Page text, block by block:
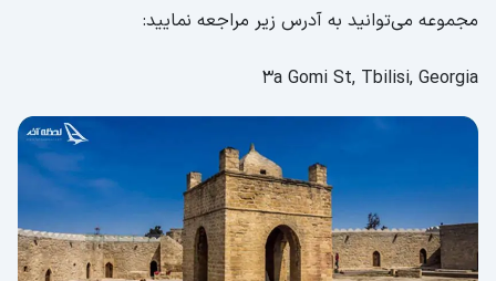
مجموعه می‌توانید به آدرس زیر مراجعه نمایید:
3a Gomi St, Tbilisi, Georgia